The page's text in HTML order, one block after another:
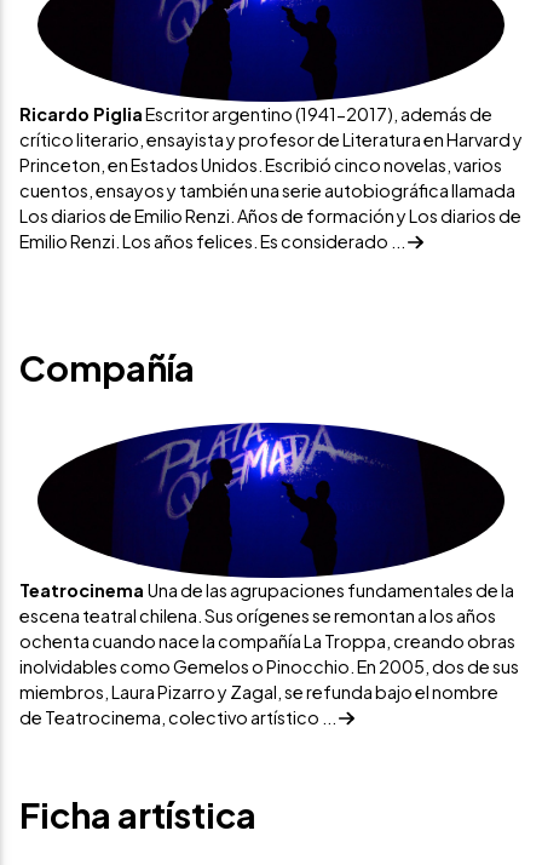
Ricardo PigliaEscritor argentino (1941-2017), además de
crítico literario, ensayista y profesor de Literatura en Harvard y
Princeton, en Estados Unidos. Escribió cinco novelas, varios
cuentos, ensayos y también una serie autobiográfica llamada
Los diarios de Emilio Renzi. Años de formación y Los diarios de
Emilio Renzi. Los años felices. Es considerado ...
Compañía
Teatrocinema Una de las agrupaciones fundamentales de la
escena teatral chilena. Sus orígenes se remontan a los años
ochenta cuando nace la compañía La Troppa, creando obras
inolvidables como Gemelos o Pinocchio. En 2005, dos de sus
miembros, Laura Pizarro y Zagal, se refunda bajo el nombre
de Teatrocinema, colectivo artístico ...
Ficha artística